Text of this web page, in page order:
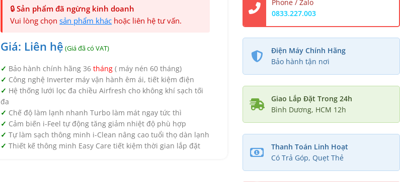
🔒Sản phẩm đã ngừng kinh doanh
Vui lòng chọnsản phẩm khác hoặc liên hệ tư vấn.
Giá: Liên hệ
Bảo hành chính hãng 36 tháng ( máy nén 60 tháng)
Công nghệ Inverter máy vận hành êm ái, tiết kiệm điện
Hệ thống lưới lọc đa chiều Airfresh cho không khí sạch tối
đa
Chế độ làm lạnh nhanh Turbo làm mát ngay tức thì
Cảm biến i-Feel tự động tăng giảm nhiệt độ phù hợp
Tự làm sạch thông minh i-Clean nâng cao tuổi thọ dàn lạnh
Thiết kế thông minh Easy Care tiết kiệm thời gian lắp đặt
Phone / Zalo
0833.227.003
Điện Máy Chính Hãng
Bảo hành tận nơi
Giao Lắp Đặt Trong 24h
Bình Dương, HCM 12h
Thanh Toán Linh Hoạt
Có Trả Góp, Quẹt Thẻ